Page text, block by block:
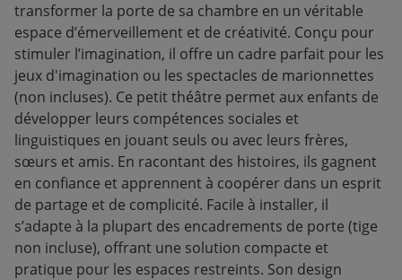
transformer la porte de sa chambre en un véritable
espace d’émerveillement et de créativité. Conçu pour
stimuler l’imagination, il offre un cadre parfait pour les
jeux d'imagination ou les spectacles de marionnettes
(non incluses). Ce petit théâtre permet aux enfants de
développer leurs compétences sociales et
linguistiques en jouant seuls ou avec leurs frères,
sœurs et amis. En racontant des histoires, ils gagnent
en confiance et apprennent à coopérer dans un esprit
de partage et de complicité. Facile à installer, il
s’adapte à la plupart des encadrements de porte (tige
non incluse), offrant une solution compacte et
pratique pour les espaces restreints. Son design